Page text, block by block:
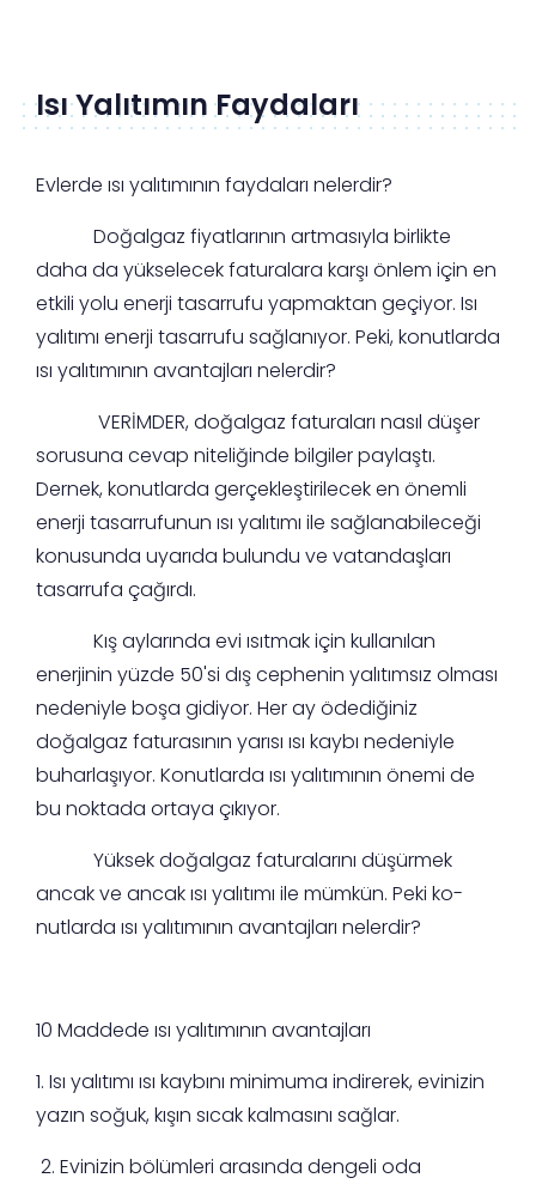
Isı Yalıtımın Faydaları
Evlerde ısı yalıtımının faydaları nelerdir?
Doğalgaz fiyatlarının artmasıyla birlikte
daha da yükselecek faturalara karşı önlem için en
etkili yolu enerji tasarrufu yapmaktan geçiyor. Isı
yalıtımı enerji tasarrufu sağlanıyor. Peki, konutlarda
ısı yalıtımının avantajları nelerdir?
VERİMDER, doğalgaz faturaları nasıl düşer
sorusuna cevap niteliğinde bilgiler paylaştı.
Dernek, konutlarda gerçekleştirilecek en önemli
enerji tasarrufunun ısı yalıtımı ile sağlanabileceği
konusunda uyarıda bulundu ve vatandaşları
tasarrufa çağırdı.
Kış aylarında evi ısıtmak için kullanılan
enerjinin yüzde 50'si dış cephenin yalıtımsız olması
nedeniyle boşa gidiyor. Her ay ödediğiniz
doğalgaz faturasının yarısı ısı kaybı nedeniyle
buharlaşıyor. Konutlarda ısı yalıtımının önemi de
bu noktada ortaya çıkıyor.
Yüksek doğalgaz faturalarını düşürmek
ancak ve ancak ısı yalıtımı ile mümkün. Peki ko-
nutlarda ısı yalıtımının avantajları nelerdir?
10 Maddede ısı yalıtımının avantajları
1. Isı yalıtımı ısı kaybını minimuma indirerek, evinizin
yazın soğuk, kışın sıcak kalmasını sağlar.
2. Evinizin bölümleri arasında dengeli oda